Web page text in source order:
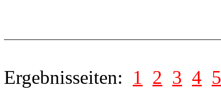
Ergebnisseiten: 1 2 3 4 5